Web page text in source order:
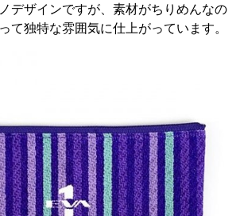
デザインですが、素材がちりめんなの
て独特な雰囲気に仕上がっています。